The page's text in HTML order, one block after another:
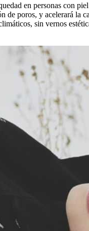
en personas con
de poros, y acelerará la
sin vernos